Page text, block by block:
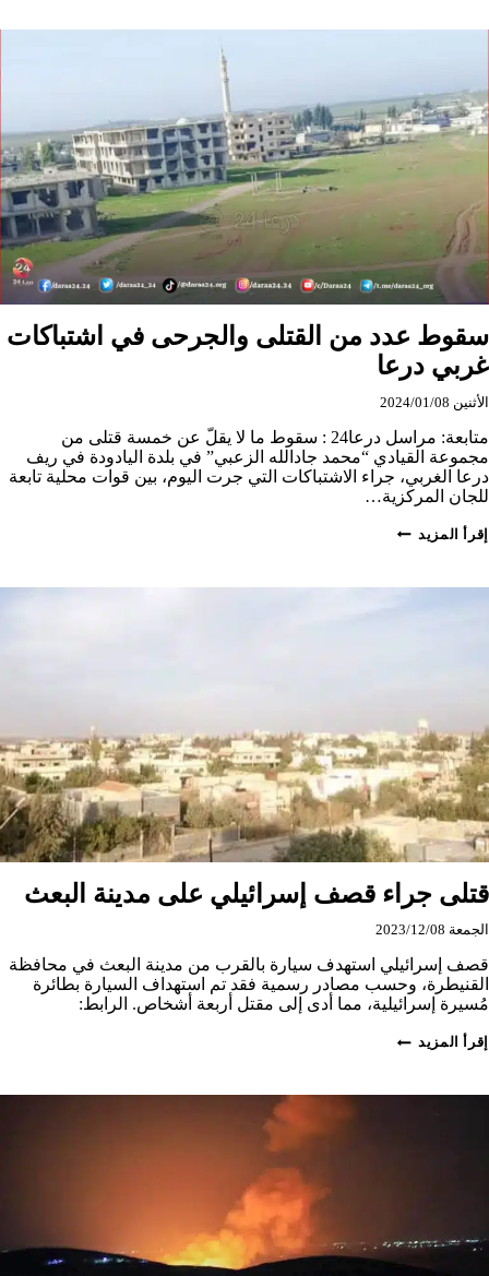
جراء
سقوط عدد من القتلى والجرحى في اشتباكات
غربي درعا
الأثنين 2024/01/08
متابعة: مراسل درعا24 : سقوط ما لا يقلّ عن خمسة قتلى من
مجموعة القيادي “محمد جادالله الزعبي” في بلدة اليادودة في ريف
درعا الغربي، جراء الاشتباكات التي جرت اليوم، بين قوات محلية تابعة
للجان المركزية…
إقرأ المزيد سقوط
والجرحى
قتلى جراء قصف إسرائيلي على مدينة البعث
الجمعة 2023/12/08
قصف إسرائيلي استهدف سيارة بالقرب من مدينة البعث في محافظة
القنيطرة، وحسب مصادر رسمية فقد تم استهداف السيارة بطائرة
مُسيرة إسرائيلية، مما أدى إلى مقتل أربعة أشخاص. الرابط:
إقرأ المزيد قتلى
على